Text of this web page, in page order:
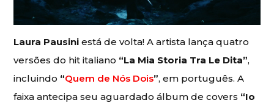
Laura Pausini está de volta! A artista lança quatro
versões do hit italiano “La Mia Storia Tra Le Dita”,
incluindo “Quem de Nós Dois”, em português. A
faixa antecipa seu aguardado álbum de covers “Io